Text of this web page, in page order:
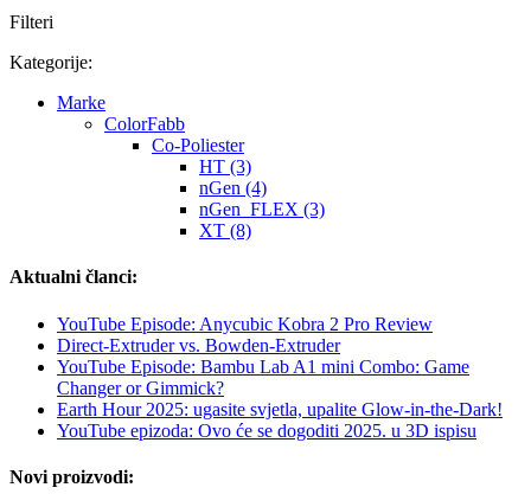
Filteri
Kategorije:
Marke
ColorFabb
Co-Poliester
HT (3)
nGen (4)
nGen_FLEX (3)
XT (8)
Aktualni članci:
YouTube Episode: Anycubic Kobra 2 Pro Review
Direct-Extruder vs. Bowden-Extruder
YouTube Episode: Bambu Lab A1 mini Combo: Game
Changer or Gimmick?
Earth Hour 2025: ugasite svjetla, upalite Glow-in-the-Dark!
YouTube epizoda: Ovo će se dogoditi 2025. u 3D ispisu
Novi proizvodi: